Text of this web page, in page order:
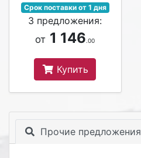
Срок поставки от 1 дня
3 предложения:
от 1 146.00
Купить
Прочие предложения